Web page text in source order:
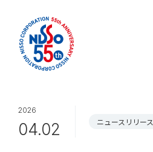
2026
04.02 ニュースリリース